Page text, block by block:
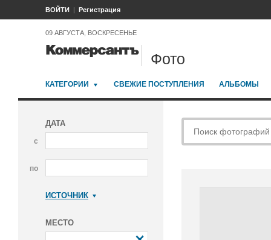
ВОЙТИ Регистрация
09 АВГУСТА, ВОСКРЕСЕНЬЕ
Фото
КАТЕГОРИИ СВЕЖИЕ ПОСТУПЛЕНИЯ АЛЬБОМЫ
ДАТА
с
по
ИСТОЧНИК
МЕСТО